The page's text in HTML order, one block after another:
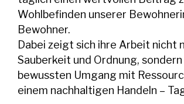
Wohlbefinden unserer
Bewohner.
Dabei zeigt sich ihre Arbeit nicht
Sauberkeit und Ordnung, sondern
bewussten Umgang mit
einem nachhaltigen Handeln –